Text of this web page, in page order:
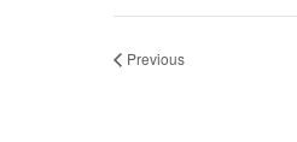
Previous